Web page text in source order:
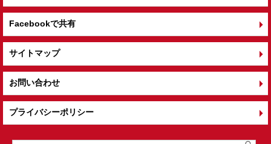
Facebookで共有
サイトマップ
お問い合わせ
プライバシーポリシー